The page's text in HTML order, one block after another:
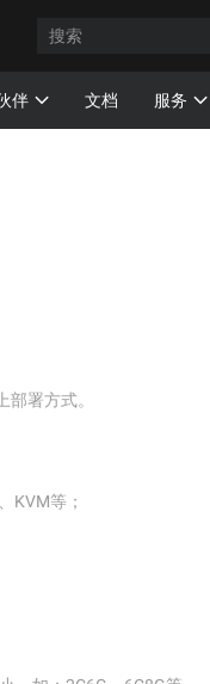
伴 文档 服务
署方式。
KVM等；